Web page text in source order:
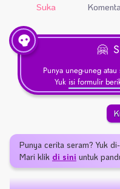
Suka
🤗
Punya uneg-uneg
Yuk isi formulir
Punya cerita seram? Yuk
Mari klik di sini untuk